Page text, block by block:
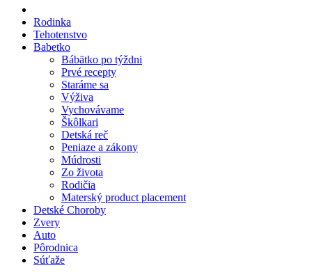
Rodinka
Tehotenstvo
Babetko
Bábätko po týždni
Prvé recepty
Staráme sa
Výživa
Vychovávame
Škôlkari
Detská reč
Peniaze a zákony
Múdrosti
Zo života
Rodičia
Materský product placement
Detské Choroby
Zvery
Auto
Pôrodnica
Súťaže